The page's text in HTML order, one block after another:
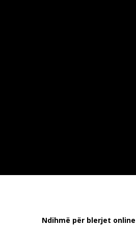
Ndihmë për blerjet online